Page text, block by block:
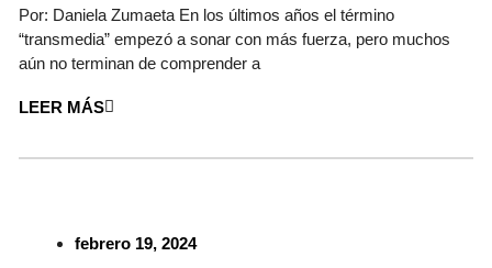
Por: Daniela Zumaeta En los últimos años el término
“transmedia” empezó a sonar con más fuerza, pero muchos
aún no terminan de comprender a
LEER MÁS
febrero 19, 2024